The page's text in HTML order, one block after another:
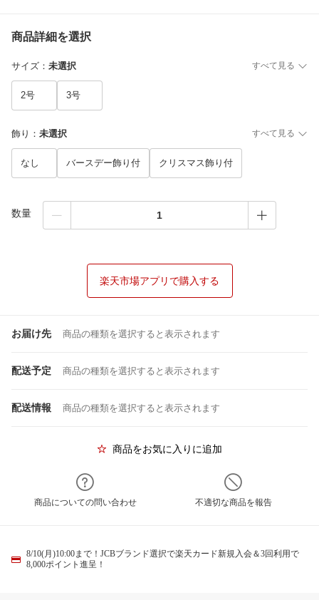
商品詳細を選択
サイズ ： 未選択 すべて見る
2号 3号
飾り ： 未選択 すべて見る
なし バースデー飾り付 クリスマス飾り付
数量
楽天市場アプリで購入する
お届け先 商品の種類を選択すると表示されます
配送予定 商品の種類を選択すると表示されます
配送情報 商品の種類を選択すると表示されます
商品をお気に入りに追加
商品についての問い合わせ 不適切な商品を報告
8/10(月)10:00まで！JCBブランド選択で楽天カード新規入会＆3回利用で
8,000ポイント進呈！